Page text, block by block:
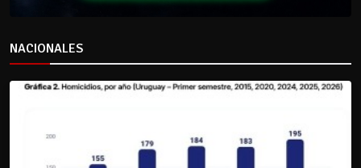
NACIONALES